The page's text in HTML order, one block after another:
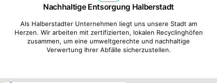
Nachhaltige Entsorgung Halberstadt
Als Halberstadter Unternehmen liegt uns unsere Stadt am
Herzen. Wir arbeiten mit zertifizierten, lokalen Recyclinghöfen
zusammen, um eine umweltgerechte und nachhaltige
Verwertung Ihrer Abfälle sicherzustellen.